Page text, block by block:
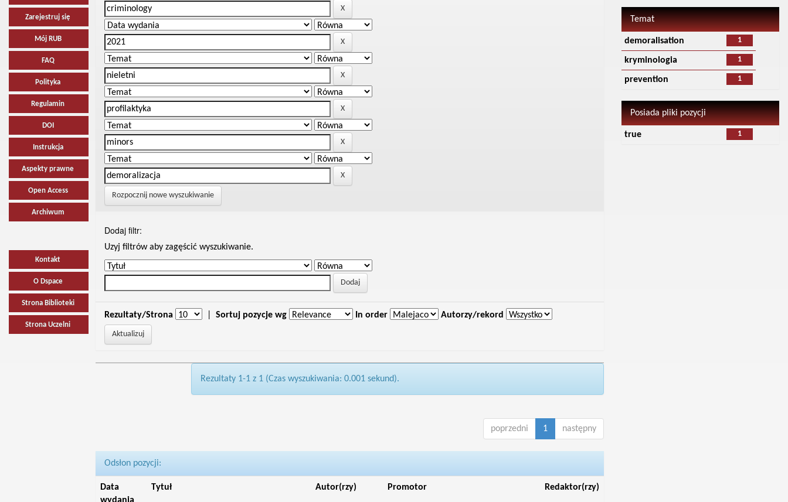
Zarejestruj się
Mój RUB
FAQ
Polityka
Regulamin
DOI
Instrukcja
Aspekty prawne
Open Access
Archiwum
Kontakt
O Dspace
Strona Biblioteki
Strona Uczelni
Rozpocznij nowe wyszukiwanie
Dodaj filtr:
Uzyj filtrów aby zagęścić wyszukiwanie.
Rezultaty/Strona Sortuj pozycje wg In order Autorzy/rekord
Rezultaty 1-1 z 1 (Czas wyszukiwania: 0.001 sekund).
poprzedni 1 następny
Odsłon pozycji:
Data
Tytuł Autor(rzy) Promotor Redaktor(rzy)
Temat
1
demoralisation
1
kryminologia
1
prevention
Posiada pliki pozycji
1
true